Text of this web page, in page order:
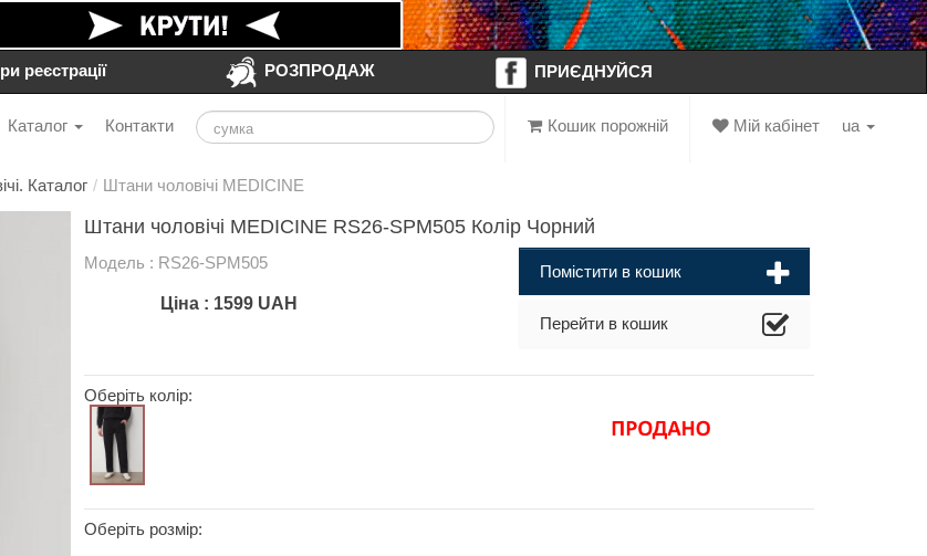
реєстрації РОЗПРОДАЖ ПРИЄДНУЙСЯ
ua
Мій кабінет
Кошик порожній
Каталог Контакти
Каталог / Штани чоловічі MEDICINE
Штани чоловічі MEDICINE RS26-SPM505 Колір Чорний
Модель : RS26-SPM505
Ціна : 1599 UAH
Помістити в кошик
Перейти в кошик
Оберіть колір:
Оберіть розмір: